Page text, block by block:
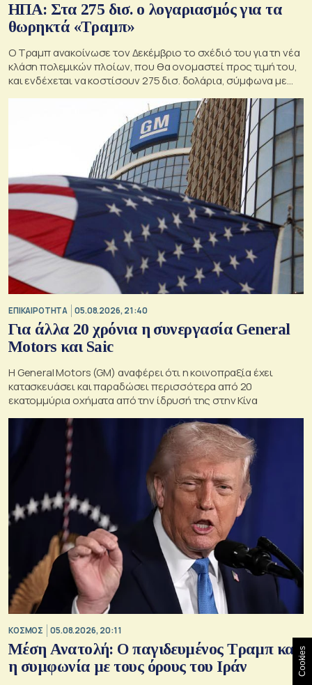
ΗΠΑ: Στα 275 δισ. ο λογαριασμός για τα
θωρηκτά «Τραμπ»
Ο Τραμπ ανακοίνωσε τον Δεκέμβριο το σχέδιό του για τη νέα
κλάση πολεμικών πλοίων, που θα ονομαστεί προς τιμή του,
και ενδέχεται να κοστίσουν 275 δισ. δολάρια, σύμφωνα με
ΕΠΙΚΑΙΡΟΤΗΤΑ 05.08.2026, 21:40
Για άλλα 20 χρόνια η συνεργασία General
Motors και Saic
Η General Motors (GM) αναφέρει ότι η κοινοπραξία έχει
κατασκευάσει και παραδώσει περισσότερα από 20
εκατομμύρια οχήματα από την ίδρυσή της στην Κίνα
ΚΟΣΜΟΣ 05.08.2026, 20:11
Μέση Ανατολή: Ο παγιδευμένος Τραμπ και
η συμφωνία με τους όρους του Ιράν
Cookies